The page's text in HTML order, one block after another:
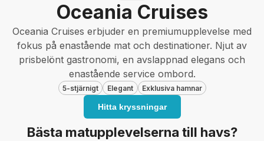
Oceania Cruises
Oceania Cruises erbjuder en premiumupplevelse med
fokus på enastående mat och destinationer. Njut av
prisbelönt gastronomi, en avslappnad elegans och
enastående service ombord.
5-stjärnigt Elegant Exklusiva hamnar
Hitta kryssningar
Bästa matupplevelserna till havs?